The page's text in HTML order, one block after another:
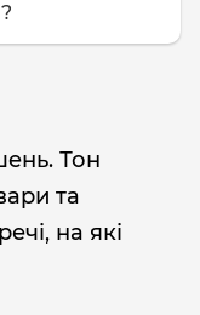
Тон
та
на які